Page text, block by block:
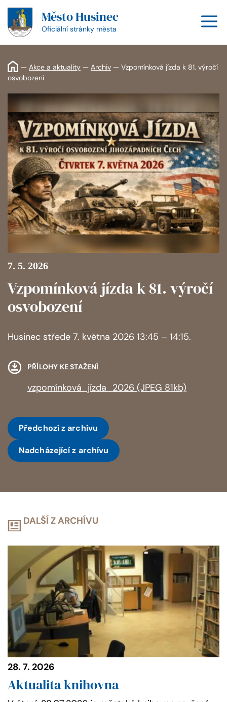
Přeskočit
obsah
Město Husinec
Oficiální stránky města
— Akce a aktuality — Archiv — Vzpomínková jízda k 81. výročí
osvobození
7. 5. 2026
Vzpomínková jízda k 81. výročí
osvobození
Husinec střede 7. května 2026 13:45 – 14:15.
PŘÍLOHY KE STAŽENÍ
vzpomínková_jízda_2026 (JPEG 81kb)
Předchozíz archívu
Nadcházejícíz archívu
DALŠÍ Z ARCHÍVU
28. 7. 2026
Aktualita knihovna